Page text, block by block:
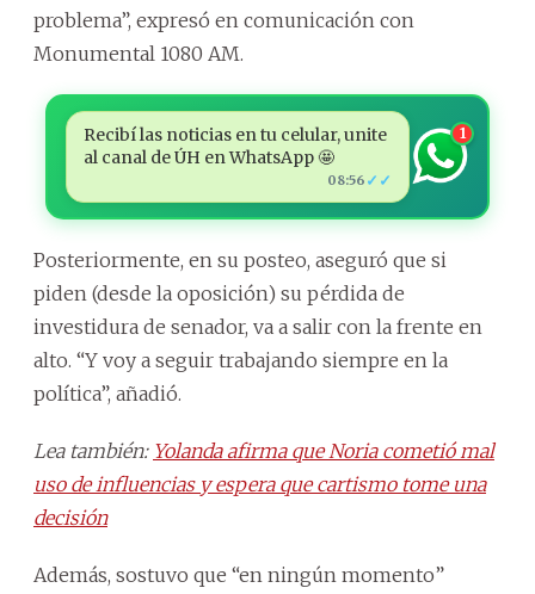
problema”, expresó en comunicación con
Monumental 1080 AM.
Recibí las noticias en tu celular, unite
al canal de ÚH en WhatsApp 🤩
08:56 ✓✓
1
Posteriormente, en su posteo, aseguró que si
piden (desde la oposición) su pérdida de
investidura de senador, va a salir con la frente en
alto. “Y voy a seguir trabajando siempre en la
política”, añadió.
Lea también: Yolanda afirma que Noria cometió mal
uso de influencias y espera que cartismo tome una
decisión
Además, sostuvo que “en ningún momento”